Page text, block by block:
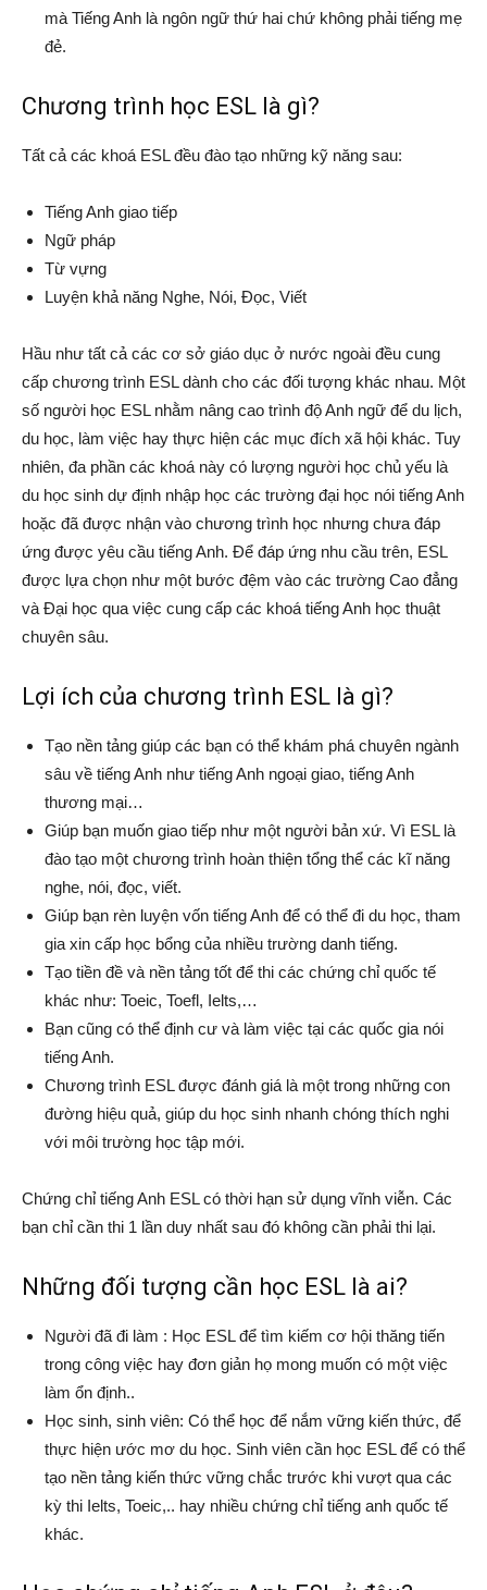
mà Tiếng Anh là ngôn ngữ thứ hai chứ không phải tiếng mẹ
đẻ.
Chương trình học ESL là gì?
Tất cả các khoá ESL đều đào tạo những kỹ năng sau:
Tiếng Anh giao tiếp
Ngữ pháp
Từ vựng
Luyện khả năng Nghe, Nói, Đọc, Viết
Hầu như tất cả các cơ sở giáo dục ở nước ngoài đều cung
cấp chương trình ESL dành cho các đối tượng khác nhau. Một
số người học ESL nhằm nâng cao trình độ Anh ngữ để du lịch,
du học, làm việc hay thực hiện các mục đích xã hội khác. Tuy
nhiên, đa phần các khoá này có lượng người học chủ yếu là
du học sinh dự định nhập học các trường đại học nói tiếng Anh
hoặc đã được nhận vào chương trình học nhưng chưa đáp
ứng được yêu cầu tiếng Anh. Để đáp ứng nhu cầu trên, ESL
được lựa chọn như một bước đệm vào các trường Cao đẳng
và Đại học qua việc cung cấp các khoá tiếng Anh học thuật
chuyên sâu.
Lợi ích của chương trình ESL là gì?
Tạo nền tảng giúp các bạn có thể khám phá chuyên ngành
sâu về tiếng Anh như tiếng Anh ngoại giao, tiếng Anh
thương mại…
Giúp bạn muốn giao tiếp như một người bản xứ. Vì ESL là
đào tạo một chương trình hoàn thiện tổng thể các kĩ năng
nghe, nói, đọc, viết.
Giúp bạn rèn luyện vốn tiếng Anh để có thể đi du học, tham
gia xin cấp học bổng của nhiều trường danh tiếng.
Tạo tiền đề và nền tảng tốt để thi các chứng chỉ quốc tế
khác như: Toeic, Toefl, Ielts,…
Bạn cũng có thể định cư và làm việc tại các quốc gia nói
tiếng Anh.
Chương trình ESL được đánh giá là một trong những con
đường hiệu quả, giúp du học sinh nhanh chóng thích nghi
với môi trường học tập mới.
Chứng chỉ tiếng Anh ESL có thời hạn sử dụng vĩnh viễn. Các
bạn chỉ cần thi 1 lần duy nhất sau đó không cần phải thi lại.
Những đối tượng cần học ESL là ai?
Người đã đi làm : Học ESL để tìm kiếm cơ hội thăng tiến
trong công việc hay đơn giản họ mong muốn có một việc
làm ổn định..
Học sinh, sinh viên: Có thể học để nắm vững kiến thức, để
thực hiện ước mơ du học. Sinh viên cần học ESL để có thể
tạo nền tảng kiến thức vững chắc trước khi vượt qua các
kỳ thi Ielts, Toeic,.. hay nhiều chứng chỉ tiếng anh quốc tế
khác.